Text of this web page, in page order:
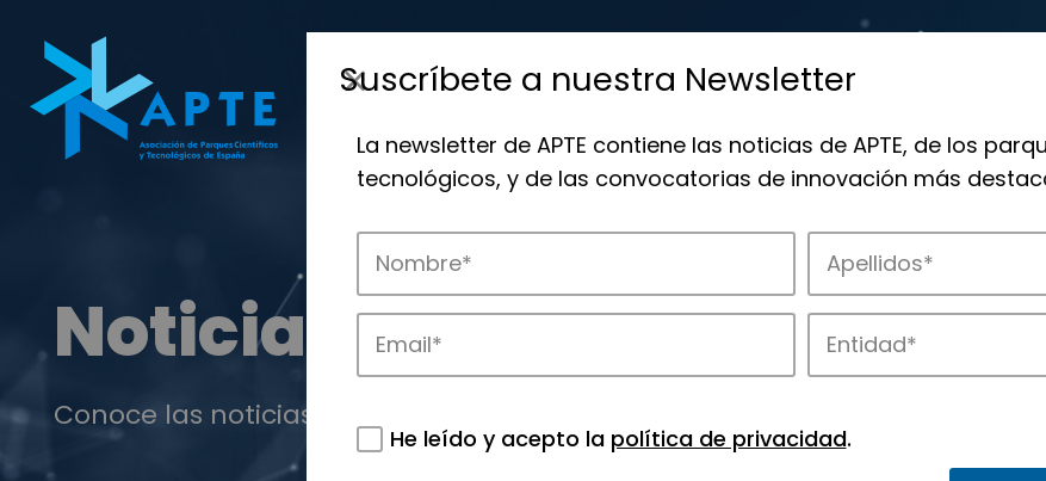
Noticias
Conoce las noticias más destacadas de APTE y sus parques científicos y
Suscríbete a nuestra Newsletter
La newsletter de APTE contiene las noticias de APTE, de los
tecnológicos, y de las convocatorias de innovación más
He leído y acepto la política de privacidad.